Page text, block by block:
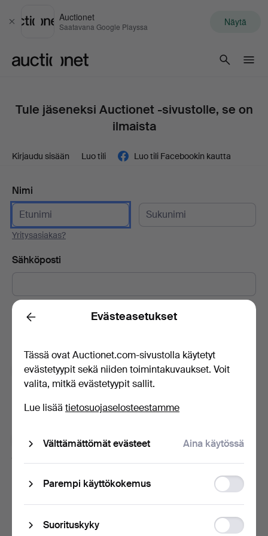
Sulje
Auctionet
Saatavana Google Playssa Näytä
Tule jäseneksi Auctionet -sivustolle, se on
ilmaista
Kirjaudu sisään Luo tili Luo tili Facebookin kautta
Nimi
Yritysasiakas?
Sähköposti
Salasana Näytä salasana ilmitekstinä.
Tilaa Auctionet -sivuston uutiskirje. (vapaaehtoista)
Sisältää muun muassa asiantuntijoiden vinkkejä, valikoituja
esineitä ja inspiraatiota. Jos muutat mielesi, voit helposti
lopettaa tilauksen.
Olen vähintään 18-vuotias ja hyväksynkäyttäjäehdot
Luo tili
Back Evästeasetukset
Tässä ovat Auctionet.com-sivustolla käytetyt
evästetyypit sekä niiden toimintakuvaukset. Voit
valita, mitkä evästetyypit sallit.
Lue lisää tietosuojaselosteestamme
Välttämättömät evästeet Aina käytössä
Parempi käyttökokemus
storage
Suorituskyky